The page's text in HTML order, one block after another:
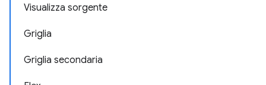
Visualizza sorgente
Griglia
Griglia secondaria